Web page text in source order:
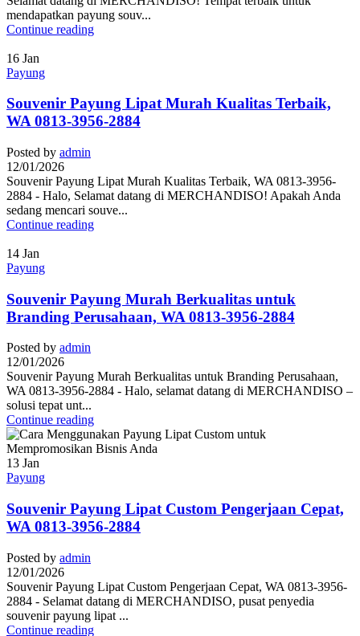
mendapatkan payung souv...
Continue reading
16 Jan
Payung
Souvenir Payung Lipat Murah Kualitas Terbaik,
WA 0813-3956-2884
Posted by admin
12/01/2026
Souvenir Payung Lipat Murah Kualitas Terbaik, WA 0813-3956-
2884 - Halo, Selamat datang di MERCHANDISO! Apakah Anda
sedang mencari souve...
Continue reading
14 Jan
Payung
Souvenir Payung Murah Berkualitas untuk
Branding Perusahaan, WA 0813-3956-2884
Posted by admin
12/01/2026
Souvenir Payung Murah Berkualitas untuk Branding Perusahaan,
WA 0813-3956-2884 - Halo, selamat datang di MERCHANDISO –
solusi tepat unt...
Continue reading
13 Jan
Payung
Souvenir Payung Lipat Custom Pengerjaan Cepat,
WA 0813-3956-2884
Posted by admin
12/01/2026
Souvenir Payung Lipat Custom Pengerjaan Cepat, WA 0813-3956-
2884 - Selamat datang di MERCHANDISO, pusat penyedia
souvenir payung lipat ...
Continue reading